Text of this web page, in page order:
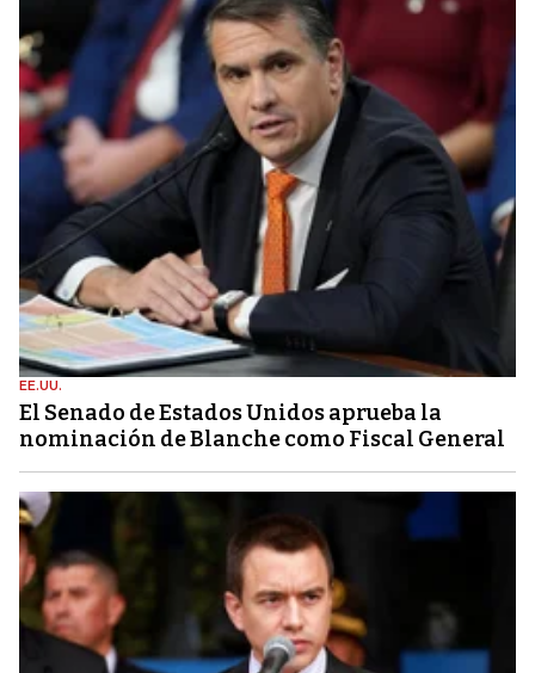
EE.UU.
El Senado de Estados Unidos aprueba la
nominación de Blanche como Fiscal General